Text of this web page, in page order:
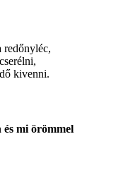
redőnyléc,
kivenni.
mi örömmel